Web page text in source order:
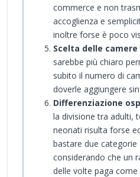
commerce e non
accoglienza e
inoltre forse è poco
Scelta delle
sarebbe più chiaro
subito il numero di
doverle aggiungere
Differenziazione
la divisione tra adulti,
neonati risulta forse
bastare due categorie
considerando che un
delle volte paga